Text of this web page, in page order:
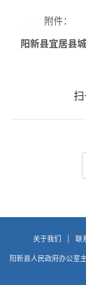
附件：
阳新县宜居县
关于我们 联
阳新县人民政府办公室